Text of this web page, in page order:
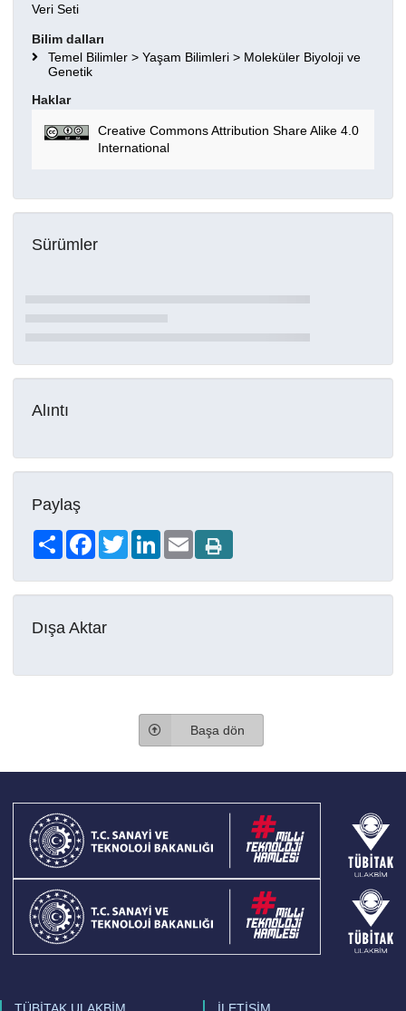
Veri Seti
Bilim dalları
Temel Bilimler > Yaşam Bilimleri > Moleküler Biyoloji ve
Genetik
Haklar
Creative Commons Attribution Share Alike 4.0
International
Sürümler
Alıntı
Paylaş
Share FacebookTwitterLinkedIn
Email
Dışa Aktar
Başa dön